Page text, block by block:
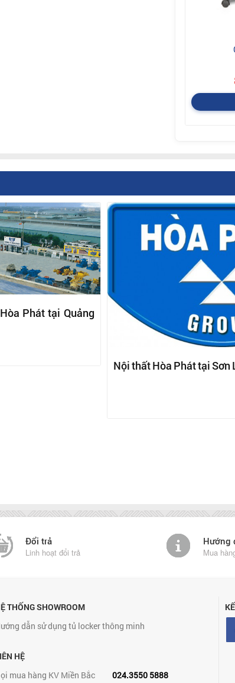
Phát tại Quảng
Nội thất Hòa Phát tại Sơn
Đổi trả
Linh hoạt đổi trả
Hướng
Mua
THỐNG SHOWROOM
dẫn sử dụng tủ locker thông minh
HỆ
mua hàng KV Miền Bắc
024.3550 5888